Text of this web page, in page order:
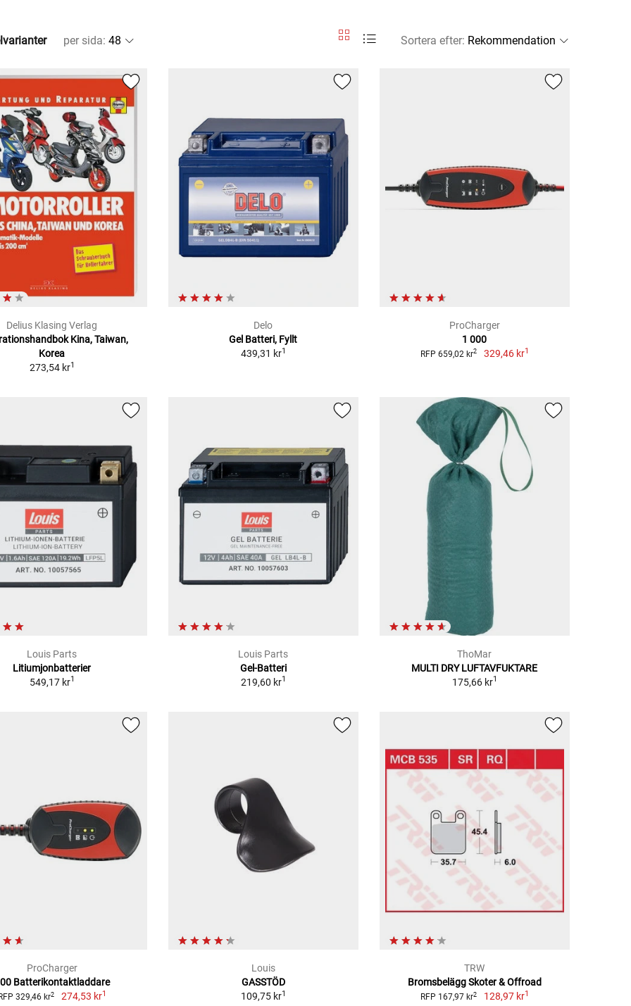
per sida: Sortera efter:
Delius Klasing Verlag
Kina, Taiwan,
Korea
273,54 kr1
Delo
Gel Batteri, Fyllt
439,31 kr1
ProCharger
1 000
RFP 659,02 kr2 329,46 kr1
Louis Parts
Litiumjonbatterier
549,17 kr1
Louis Parts
Gel-Batteri
219,60 kr1
ThoMar
MULTI DRY LUFTAVFUKTARE
175,66 kr1
ProCharger
Batterikontaktladdare
329,46 kr2 274,53 kr1
Louis
GASSTÖD
109,75 kr1
TRW
Bromsbelägg Skoter & Offroad
RFP 167,97 kr2 128,97 kr1